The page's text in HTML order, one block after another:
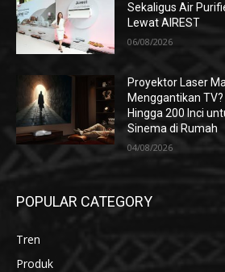
Sekaligus Air
Lewat AIREST
06/08/2026
Proyektor Laser
Menggantikan
Hingga 200 Inci
Sinema di Rumah
04/08/2026
POPULAR CATEGORY
Tren
Produk